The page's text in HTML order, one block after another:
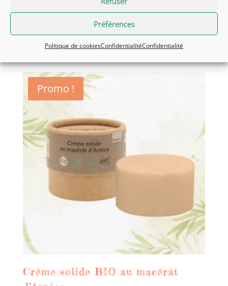
Préférences
Politique de cookiesConfidentialitéConfidentialité
CHF14.90Le
initial
était :
CHF11.00Le
prix
actuel
est :
+ Add
Promo !
Crème solide BIO au macérât